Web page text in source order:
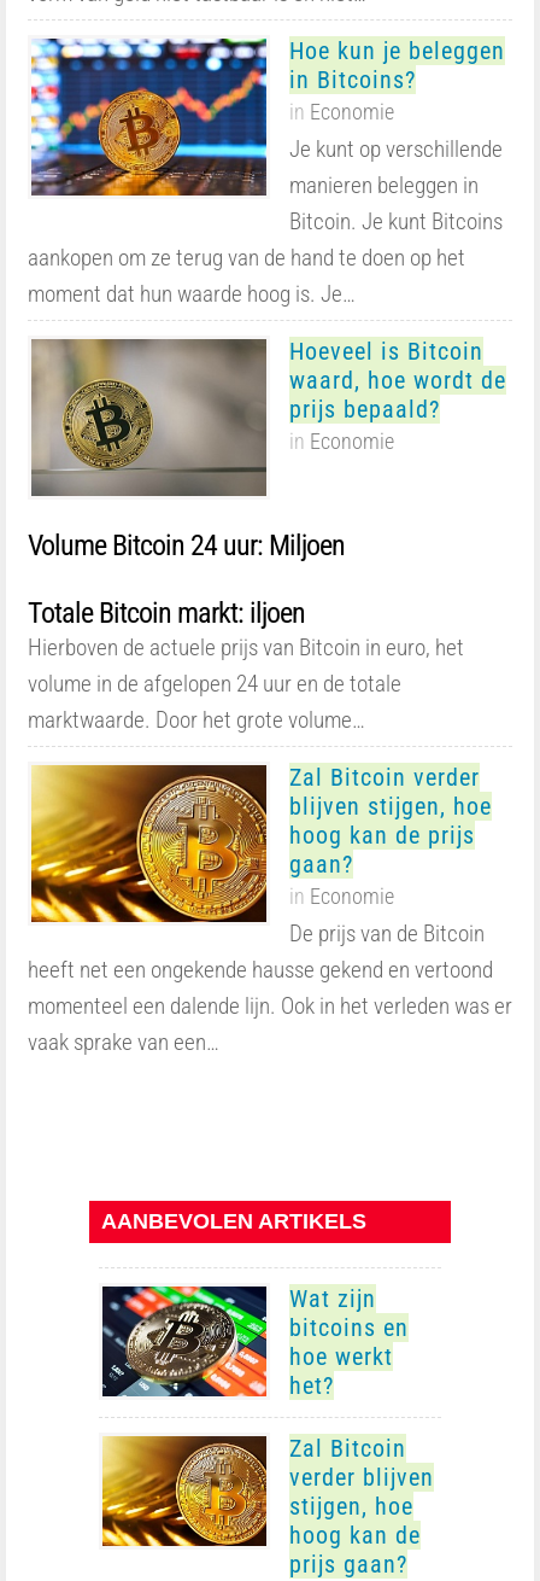
Hoe kun je beleggen
in Bitcoins?
in Economie
Je kunt op verschillende
manieren beleggen in
Bitcoin. Je kunt Bitcoins
aankopen om ze terug van de hand te doen op het
moment dat hun waarde hoog is. Je…
Hoeveel is Bitcoin
waard, hoe wordt de
prijs bepaald?
in Economie
Volume Bitcoin 24 uur: Miljoen
Totale Bitcoin markt: iljoen
Hierboven de actuele prijs van Bitcoin in euro, het
volume in de afgelopen 24 uur en de totale
marktwaarde. Door het grote volume…
Zal Bitcoin verder
blijven stijgen, hoe
hoog kan de prijs
gaan?
in Economie
De prijs van de Bitcoin
heeft net een ongekende hausse gekend en vertoond
momenteel een dalende lijn. Ook in het verleden was er
vaak sprake van een…
AANBEVOLEN ARTIKELS
Wat zijn
bitcoins en
hoe werkt
het?
Zal Bitcoin
verder blijven
stijgen, hoe
hoog kan de
prijs gaan?